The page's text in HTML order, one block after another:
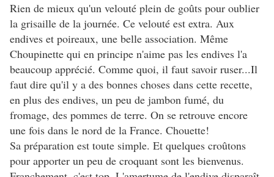
Rien de mieux qu'un velouté plein de goûts pour oublier
la grisaille de la journée. Ce velouté est extra. Aux
endives et poireaux, une belle association. Même
Choupinette qui en principe n'aime pas les endives l'a
beaucoup apprécié. Comme quoi, il faut savoir ruser...Il
faut dire qu'il y a des bonnes choses dans cette recette,
en plus des endives, un peu de jambon fumé, du
fromage, des pommes de terre. On se retrouve encore
une fois dans le nord de la France. Chouette!
Sa préparation est toute simple. Et quelques croûtons
pour apporter un peu de croquant sont les bienvenus.